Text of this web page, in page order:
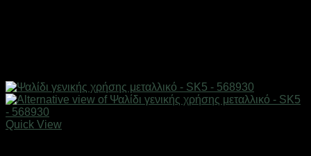
Quick View